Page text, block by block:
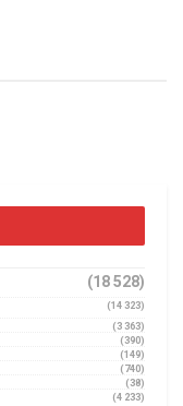
(18 528)
(14 323)
(3 363)
(390)
(149)
(740)
(38)
(4 233)